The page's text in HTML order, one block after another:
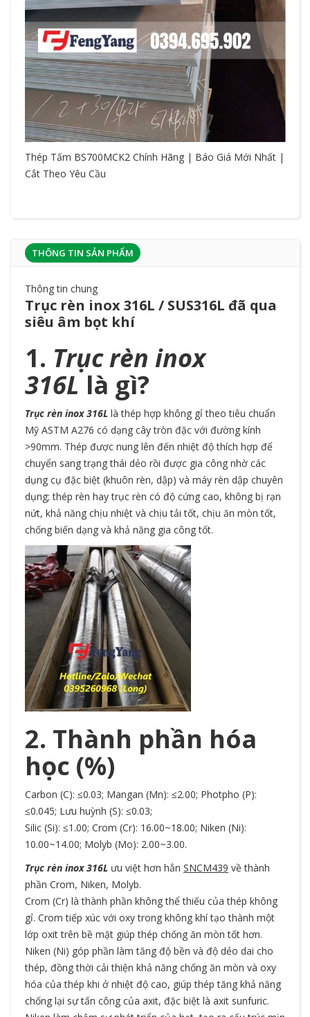
Thép Tấm BS700MCK2 Chính Hãng | Báo Giá Mới Nhất |
Cắt Theo Yêu Cầu
THÔNG TIN SẢN PHẨM
Thông tin chung
Trục rèn inox 316L / SUS316L đã qua
siêu âm bọt khí
1. Trục rèn inox
316L là gì?
Trục rèn inox 316L là thép hợp không gỉ theo tiêu chuẩn
Mỹ ASTM A276 có dạng cây tròn đặc với đường kính
>90mm. Thép được nung lên đến nhiệt độ thích hợp để
chuyển sang trạng thái dẻo rồi được gia công nhờ các
dụng cụ đặc biệt (khuôn rèn, dập) và máy rèn dập chuyên
dụng; thép rèn hay trục rèn có độ cứng cao, không bị rạn
nứt, khả năng chịu nhiệt và chịu tải tốt, chịu ăn mòn tốt,
chống biến dạng và khả năng gia công tốt.
2. Thành phần hóa
học (%)
Carbon (C): ≤0.03; Mangan (Mn): ≤2.00; Photpho (P):
≤0.045; Lưu huỳnh (S): ≤0.03;
Silic (Si): ≤1.00; Crom (Cr): 16.00~18.00; Niken (Ni):
10.00~14.00; Molyb (Mo): 2.00~3.00.
Trục rèn inox 316L ưu việt hơn hẳn SNCM439 về thành
phần Crom, Niken, Molyb.
Crom (Cr) là thành phần không thể thiếu của thép không
gỉ. Crom tiếp xúc với oxy trong không khí tạo thành một
lớp oxit trên bề mặt giúp thép chống ăn mòn tốt hơn.
Niken (Ni) góp phần làm tăng độ bền và độ dẻo dai cho
thép, đồng thời cải thiện khả năng chống ăn mòn và oxy
hóa của thép khi ở nhiệt độ cao, giúp thép tăng khả năng
chống lại sự tấn công của axit, đặc biệt là axit sunfuric.